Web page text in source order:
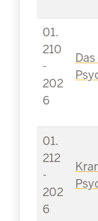
01.
210
-
202
6
01.
212
-
202
6